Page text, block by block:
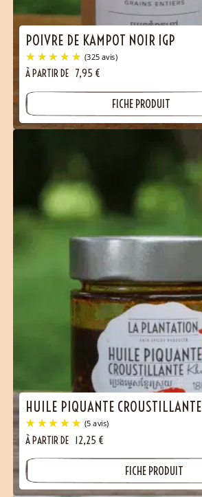
POIVRE DE KAMPOT NOIR IGP
(325 avis)
À PARTIR DE 7,95 €
FICHE PRODUIT
HUILE PIQUANTE CROUSTILLANTE
À PARTIR DE 12,25 €
FICHE PRODUIT